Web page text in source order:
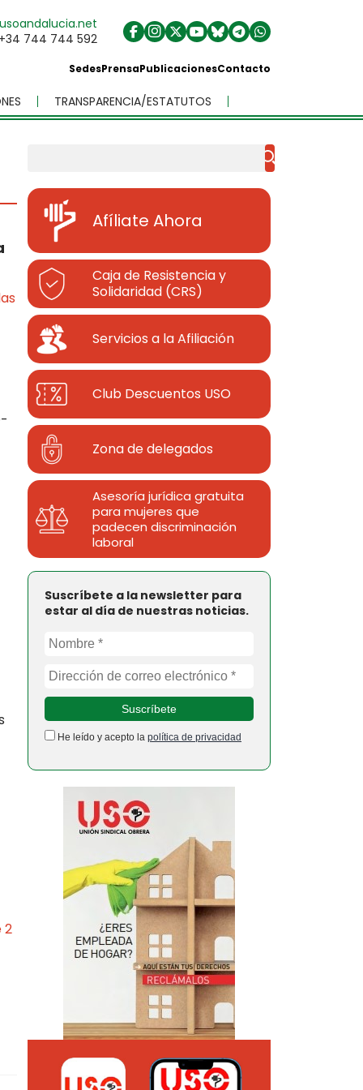
744 744 592
SedesPrensaPublicacionesContacto
TRANSPARENCIA/ESTATUTOS
2
Afíliate Ahora
Caja de Resistencia y
Solidaridad (CRS)
Servicios a la Afiliación
Club Descuentos USO
Zona de delegados
Asesoría jurídica gratuita
para mujeres que
padecen discriminación
laboral
Suscríbete a la newsletter para
estar al día de nuestras noticias.
He leído y acepto la política de privacidad